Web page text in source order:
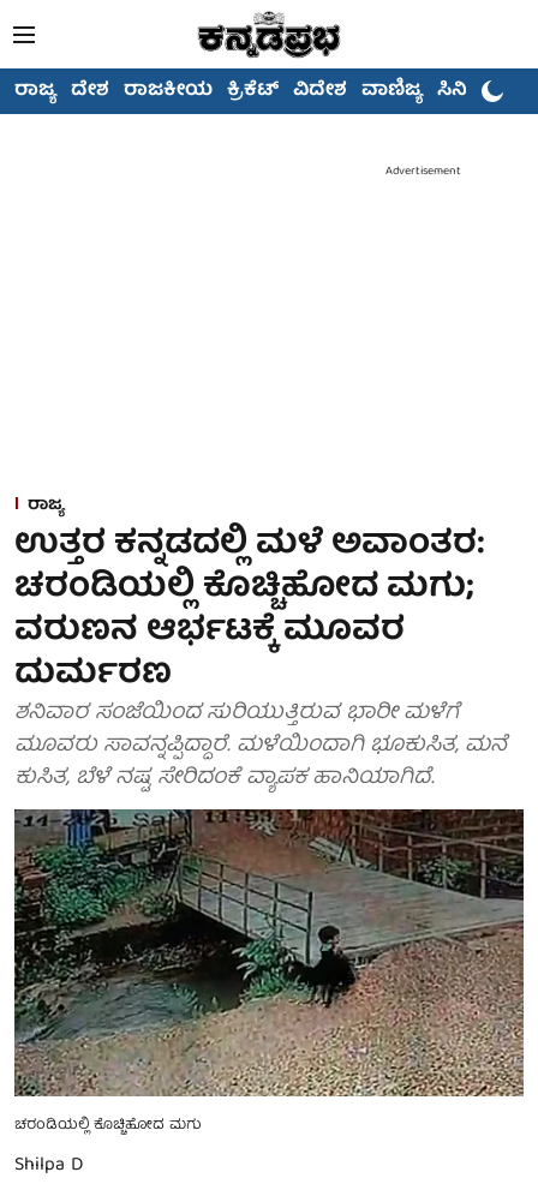
ರಾಜ್ಯ ದೇಶ ರಾಜಕೀಯ ಕ್ರಿಕೆಟ್ ವಿದೇಶ ವಾಣಿಜ್ಯ ಸಿನಿಮಾ
Advertisement
ರಾಜ್ಯ
ಉತ್ತರ ಕನ್ನಡದಲ್ಲಿ ಮಳೆ ಅವಾಂತರ:
ಚರಂಡಿಯಲ್ಲಿ ಕೊಚ್ಚಿಹೋದ ಮಗು;
ವರುಣನ ಆರ್ಭಟಕ್ಕೆ ಮೂವರ
ದುರ್ಮರಣ
ಶನಿವಾರ ಸಂಜೆಯಿಂದ ಸುರಿಯುತ್ತಿರುವ ಭಾರೀ ಮಳೆಗೆ
ಮೂವರು ಸಾವನ್ನಪ್ಪಿದ್ದಾರೆ. ಮಳೆಯಿಂದಾಗಿ ಭೂಕುಸಿತ, ಮನೆ
ಕುಸಿತ, ಬೆಳೆ ನಷ್ಟ ಸೇರಿದಂಕೆ ವ್ಯಾಪಕ ಹಾನಿಯಾಗಿದೆ.
ಚರಂಡಿಯಲ್ಲಿ ಕೊಚ್ಚಿಹೋದ ಮಗು
Shilpa D